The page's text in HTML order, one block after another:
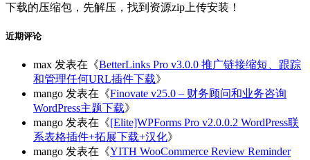
下载的压缩包，先解压，找到资源zip上传安装！
近期评论
max 发表在《BetterLinks Pro v3.0.0 推广链接缩短、跟踪
和管理任何URL插件下载》
mango 发表在《Finovate v25.0 – 财务顾问和业务咨询
WordPress主题下载》
mango 发表在《[Elite]WPForms Pro v2.0.0.2 WordPress联
系表格插件+拓展下载+汉化》
mango 发表在《YITH WooCommerce Review Reminder